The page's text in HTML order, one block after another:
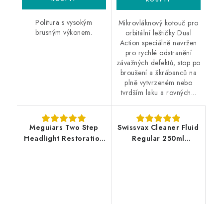
Politura s vysokým
brusným výkonem.
Mikrovláknový kotouč pro
orbitální leštičky Dual
Action speciálně navržen
pro rychlé odstranění
závažných defektů, stop po
broušení a škrábanců na
plně vytvrzeném nebo
tvrdším laku a rovných...
Meguiars Two Step
Headlight Restoration
Swissvax Cleaner Fluid
Regular 250ml